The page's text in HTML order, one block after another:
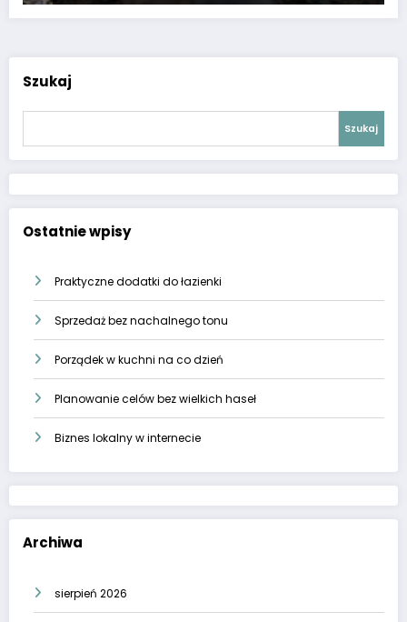
Szukaj
Szukaj
Ostatnie wpisy
Praktyczne dodatki do łazienki
Sprzedaż bez nachalnego tonu
Porządek w kuchni na co dzień
Planowanie celów bez wielkich haseł
Biznes lokalny w internecie
Archiwa
sierpień 2026